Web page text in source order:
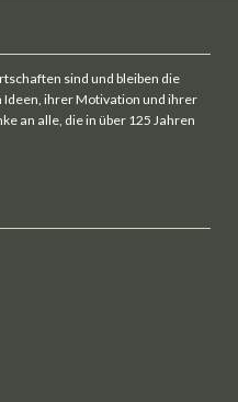
sind und bleiben die
ihrer Motivation und ihrer
an alle, die in über 125 Jahren